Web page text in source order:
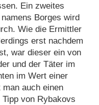
Ein zweites
Borges wird
Wie die Ermittler
erst nachdem
war dieser ein von
und der Täter im
im Wert einer
auch einen
von Rybakovs